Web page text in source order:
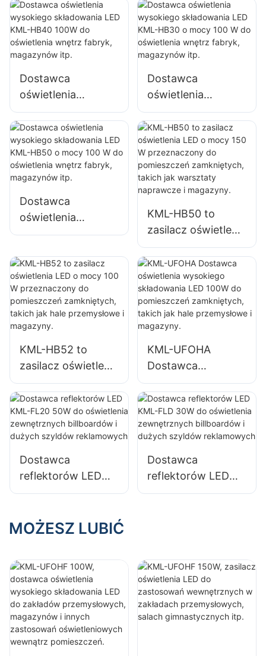
portowych i lotnisk
Dostawca
reflektorów LED
KML-FL2C 750W
portowych i lotnisk
Dostawca
reflektorów LED
KML-FL2C 1000W
Dostawca
oświetlenia
wysokiego
składowania LED
KML-HB40 100W
do oświetlenia
wnętrz fabryk,
Dostawca
oświetlenia
wysokiego
składowania LED
KML-HB30 o mocy
100 W do
oświetlenia wnętrz
fabryk,
magazynów itp.
Dostawca
oświetlenia
wysokiego
KML-HB50 o mocy
100 W do
oświetlenia wnętrz
fabryk,
magazynów itp.
KML-HB50 to
zasilacz oświetlenia
LED o mocy 150 W
przeznaczony do
pomieszczeń
zamkniętych,
takich jak
warsztaty
naprawcze i
KML-HB52 to
zasilacz oświetlenia
LED o mocy 100 W
przeznaczony do
pomieszczeń
zamkniętych,
przemysłowe i
magazyny.
KML-UFOHA
Dostawca
oświetlenia
wysokiego
składowania LED
100W do
zamkniętych,
takich jak hale
przemysłowe i
Dostawca
reflektorów LED
KML-FL20 50W do
zewnętrznych
reklamowych
Dostawca
reflektorów LED
KML-FLD 30W do
reklamowych
MOŻESZ LUBIĆ